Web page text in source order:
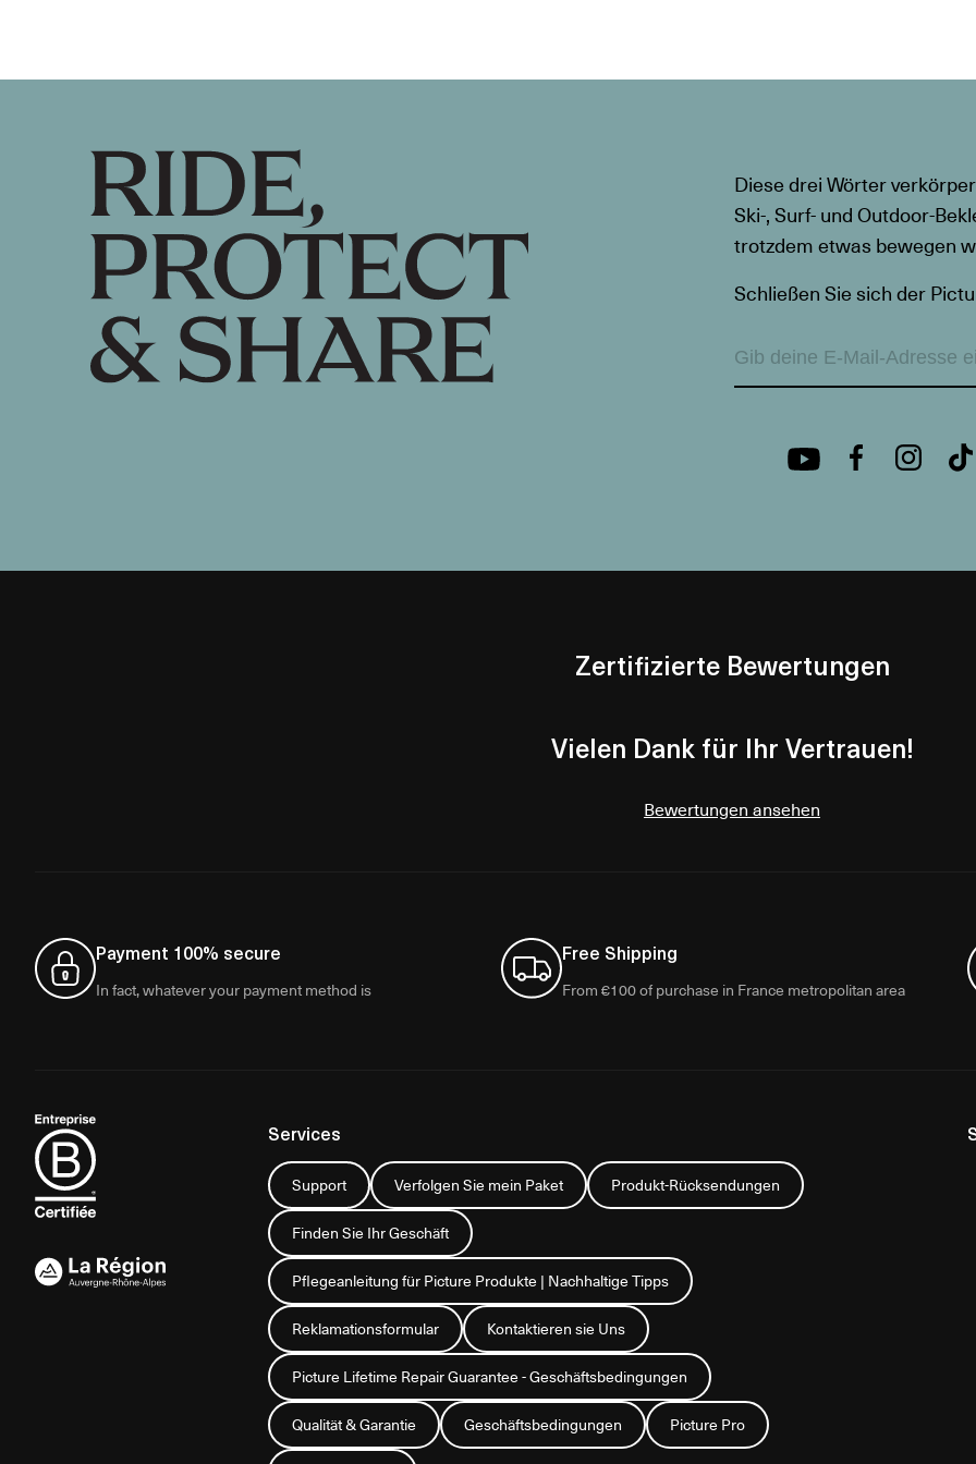
Diese drei Wörter
Ski-, Surf- und Outdoor-
trotzdem etwas bewegen
Schließen Sie sich der
Zertifizierte Bewertungen
Vielen Dank für Ihr Vertrauen!
Bewertungen ansehen
Payment 100% secure
In fact, whatever your payment method is
Free Shipping
From €100 of purchase in France metropolitan area
Services
Support Verfolgen Sie mein Paket Produkt-Rücksendungen
Finden Sie Ihr Geschäft
Pflegeanleitung für Picture Produkte | Nachhaltige Tipps
Reklamationsformular Kontaktieren sie Uns
Picture Lifetime Repair Guarantee - Geschäftsbedingungen
Qualität & Garantie Geschäftsbedingungen Picture Pro